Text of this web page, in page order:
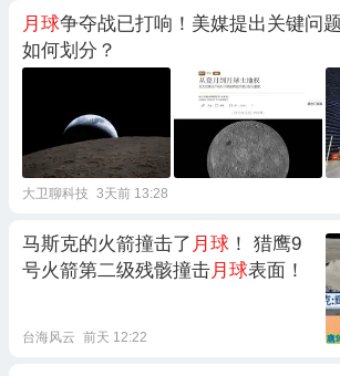
月球争夺战已打响！美媒提出关键问题
如何划分？
大卫聊科技 3天前 13:28
马斯克的火箭撞击了 月球 ！ 猎鹰9
号火箭第二级残骸撞击月球表面！
台海风云 前天 12:22